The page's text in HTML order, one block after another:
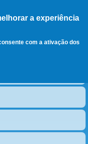
a experiência
com a ativação dos
, ir para a
página principal